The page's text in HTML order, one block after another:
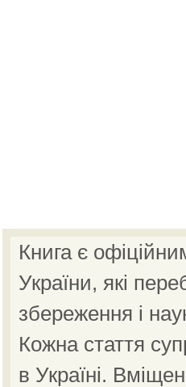
Книга є
України, які
збереження і
Кожна стаття
в Україні.